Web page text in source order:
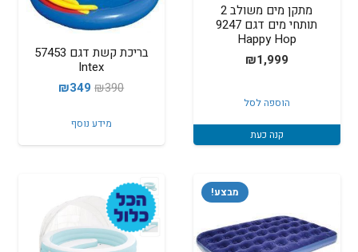
מתקן מים משולב 2
תותחי מים דגם 9247
Happy Hop
₪1,999
הוספה לסל
קנה כעת
בריכת קשת דגם 57453
Intex
₪390
המחיר
היה:
₪390.
₪349
המחיר
₪349.
מידע נוסף
מבצע!